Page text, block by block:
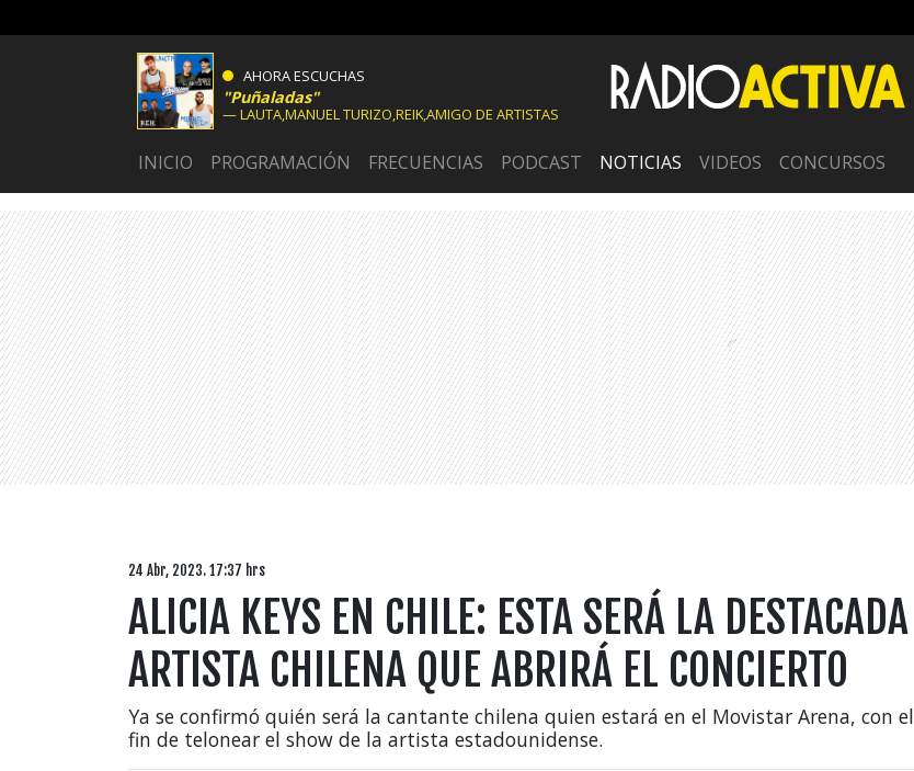
AHORA ESCUCHAS
Puñaladas
LAUTA,MANUEL TURIZO,REIK,AMIGO DE ARTISTAS
INICIO PROGRAMACIÓN FRECUENCIAS PODCAST NOTICIAS VIDEOS CONCURSOS
24 Abr, 2023. 17:37 hrs
ALICIA KEYS EN CHILE: ESTA SERÁ LA DESTACADA
ARTISTA CHILENA QUE ABRIRÁ EL CONCIERTO
Ya se confirmó quién será la cantante chilena quien estará en el Movistar Arena, con el
fin de telonear el show de la artista estadounidense.